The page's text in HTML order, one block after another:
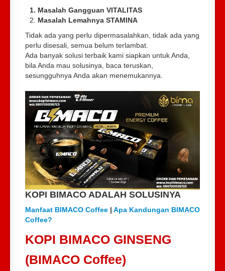
Masalah Gangguan VITALITAS
Masalah Lemahnya STAMINA
Tidak ada yang perlu dipermasalahkan, tidak ada yang
perlu disesali, semua belum terlambat.
Ada banyak solusi terbaik kami siapkan untuk Anda,
bila Anda mau solusinya, baca teruskan,
sesungguhnya Anda akan menemukannya.
KOPI BIMACO ADALAH SOLUSINYA
Manfaat BIMACO Coffee | Apa Kandungan BIMACO
Coffee?
KOPI BIMACO GINSENG
(BIMACO Coffee)